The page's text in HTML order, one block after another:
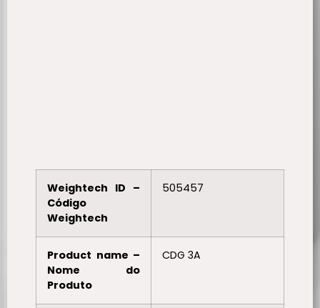
Weightech ID –
Código
Weightech
505457
Product name –
Nome do
Produto
CDG 3A